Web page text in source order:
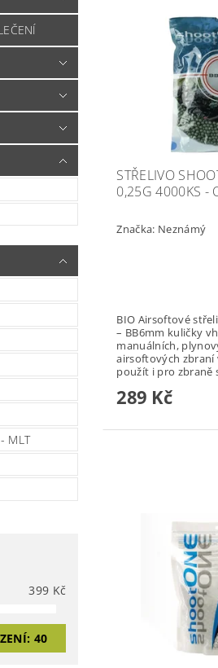
MLT
399 Kč
40
STŘELIVO
0,25G 4000KS -
Značka: Neznámý
BIO Airsoftové
– BB6mm kuličky
manuálních,
airsoftových zbraní
použít i pro zbraně
289 Kč